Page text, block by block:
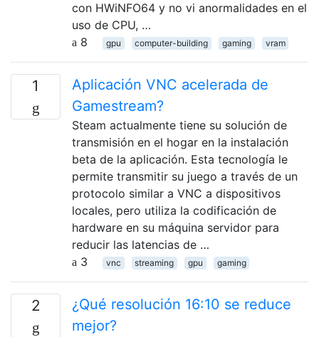
con HWiNFO64 y no vi anormalidades en el
uso de CPU, …
8
gpu computer-building gaming vram
1
Aplicación VNC acelerada de
Gamestream?
Steam actualmente tiene su solución de
transmisión en el hogar en la instalación
beta de la aplicación. Esta tecnología le
permite transmitir su juego a través de un
protocolo similar a VNC a dispositivos
locales, pero utiliza la codificación de
hardware en su máquina servidor para
reducir las latencias de …
3
vnc streaming gpu gaming
2
¿Qué resolución 16:10 se reduce
mejor?